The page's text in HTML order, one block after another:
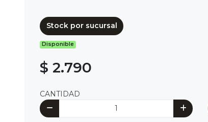
Stock por sucursal
Disponible
$ 2.790
CANTIDAD